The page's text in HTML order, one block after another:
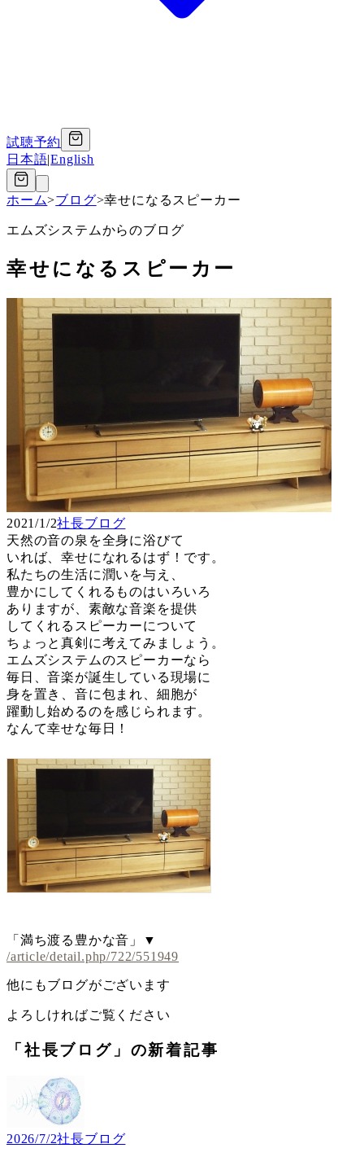
試聴予約
日本語|English
ホーム>ブログ>幸せになるスピーカー
エムズシステムからのブログ
幸せになるスピーカー
2021/1/2社長ブログ
天然の音の泉を全身に浴びて
いれば、幸せになれるはず！です。
私たちの生活に潤いを与え、
豊かにしてくれるものはいろいろ
ありますが、素敵な音楽を提供
してくれるスピーカーについて
ちょっと真剣に考えてみましょう。
エムズシステムのスピーカーなら
毎日、音楽が誕生している現場に
身を置き、音に包まれ、細胞が
躍動し始めるのを感じられます。
なんて幸せな毎日！
「満ち渡る豊かな音」▼
/article/detail.php/722/551949
他にもブログがございます
よろしければご覧ください
「社長ブログ」の新着記事
2026/7/2社長ブログ